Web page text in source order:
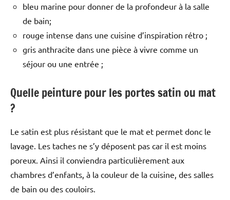
bleu marine pour donner de la profondeur à la salle
de bain;
rouge intense dans une cuisine d’inspiration rétro ;
gris anthracite dans une pièce à vivre comme un
séjour ou une entrée ;
Quelle peinture pour les portes satin ou mat
?
Le satin est plus résistant que le mat et permet donc le
lavage. Les taches ne s’y déposent pas car il est moins
poreux. Ainsi il conviendra particulièrement aux
chambres d’enfants, à la couleur de la cuisine, des salles
de bain ou des couloirs.